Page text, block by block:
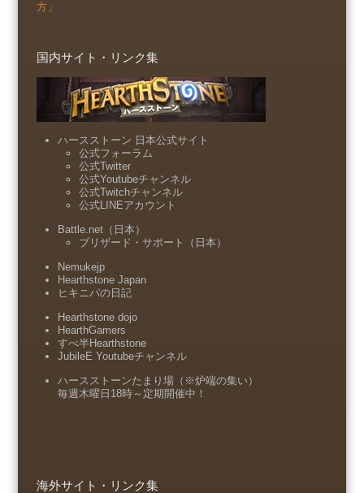
方」
国内サイト・リンク集
ハースストーン 日本公式サイト
公式フォーラム
公式Twitter
公式Youtubeチャンネル
公式Twitchチャンネル
公式LINEアカウント
Battle.net（日本）
ブリザード・サポート（日本）
Nemukejp
Hearthstone Japan
ヒキニパの日記
Hearthstone dojo
HearthGamers
すべ半Hearthstone
JubileE Youtubeチャンネル
ハースストーンたまり場（※炉端の集い）
毎週木曜日18時～定期開催中！
海外サイト・リンク集